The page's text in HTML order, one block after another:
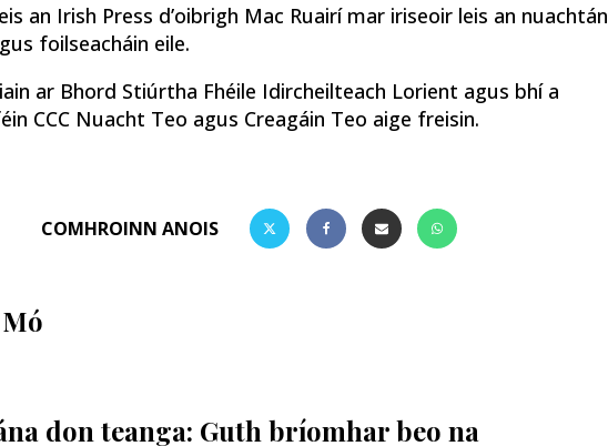
an Irish Press d’oibrigh Mac Ruairí mar iriseoir leis an nuachtán
foilseacháin eile.
ar Bhord Stiúrtha Fhéile Idircheilteach Lorient agus bhí a
CCC Nuacht Teo agus Creagáin Teo aige freisin.
COMHROINN ANOIS
don teanga: Guth bríomhar beo na